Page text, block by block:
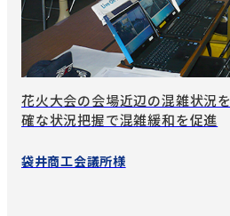
花火大会の会場近辺の混雑状況
確な状況把握で混雑緩和を促進
袋井商工会議所様